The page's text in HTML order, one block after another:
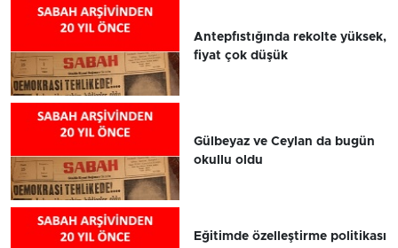
Antepfıstığında rekolte yüksek,
fiyat çok düşük
Gülbeyaz ve Ceylan da bugün
okullu oldu
Eğitimde özelleştirme politikası